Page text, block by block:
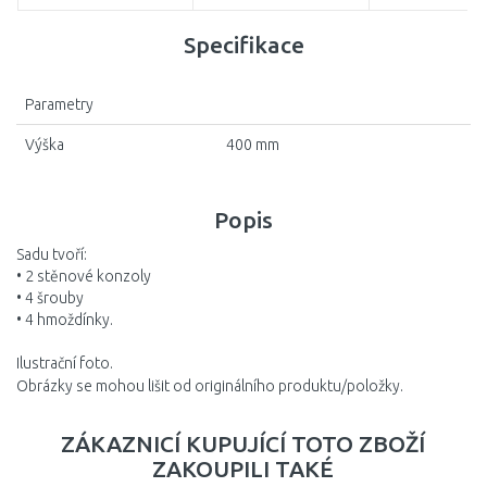
Popis
Sadu tvoří:
• 2 stěnové konzoly
• 4 šrouby
• 4 hmoždínky.
Ilustrační foto.
Obrázky se mohou lišit od originálního produktu/položky.
Specifikace
Parametry
Výška 400 mm
ZÁKAZNICÍ KUPUJÍCÍ TOTO ZBOŽÍ
ZAKOUPILI TAKÉ